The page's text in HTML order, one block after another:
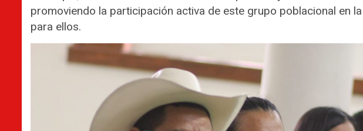
promoviendo la participación activa de este grupo poblacional en
para ellos.